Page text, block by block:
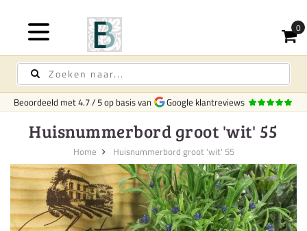
Beoordeeld met4.7/5op basis van Google klantreviews
Huisnummerbord groot 'wit' 55
Home Huisnummerbord groot 'wit' 55